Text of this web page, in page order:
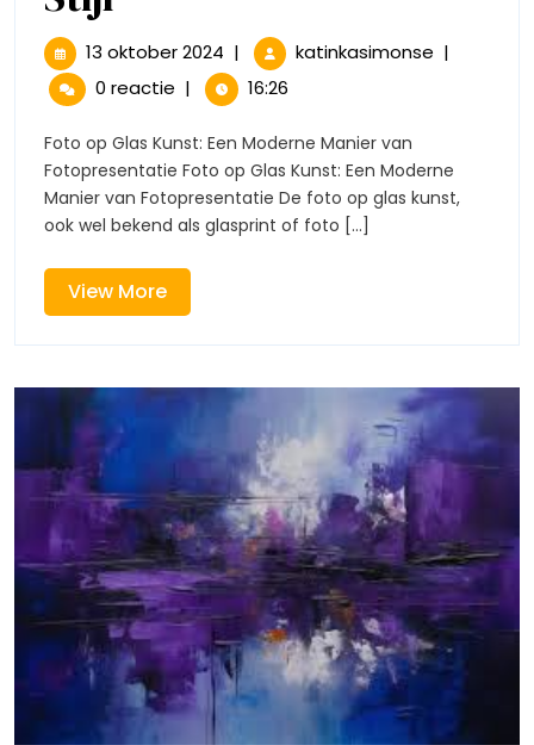
Foto
op
Glas
Kunst:
Een
Moderne
Fotopresentatie
met
Stijl
13 oktober 2024 13
oktober
2024
| katinkasimonse Prachtige
Een
Moderne
|
0 reactie | 16:26
Foto op Glas Kunst: Een Moderne Manier van
Fotopresentatie Foto op Glas Kunst: Een Moderne
Manier van Fotopresentatie De foto op glas kunst,
ook wel bekend als glasprint of foto [...]
View MoreView
More